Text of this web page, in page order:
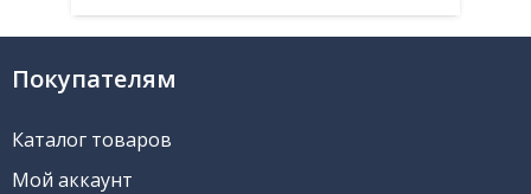
Покупателям
Каталог товаров
Мой аккаунт